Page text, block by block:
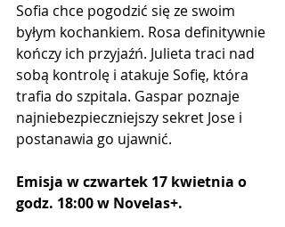
Sofia chce pogodzić się ze swoim
byłym kochankiem. Rosa definitywnie
kończy ich przyjaźń. Julieta traci nad
sobą kontrolę i atakuje Sofię, która
trafia do szpitala. Gaspar poznaje
najniebezpieczniejszy sekret Jose i
postanawia go ujawnić.
Emisja w czwartek 17 kwietnia o
godz. 18:00 w Novelas+.